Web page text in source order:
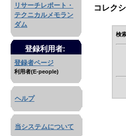
リサーチレポート・
テクニカルメモラン
ダム
登録利用者:
登録者ページ
利用者(E-people)
ヘルプ
当システムについて
コレク
検